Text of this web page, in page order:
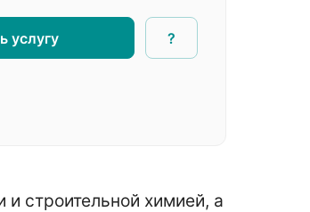
услугу ?
строительной химией, а